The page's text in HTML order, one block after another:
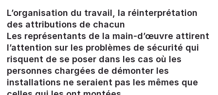
L’organisation du travail, la réinterprétation
des attributions de chacun
Les représentants de la main-d’œuvre attirent
l’attention sur les problèmes de sécurité qui
risquent de se poser dans les cas où les
personnes chargées de démonter les
installations ne seraient pas les mêmes que